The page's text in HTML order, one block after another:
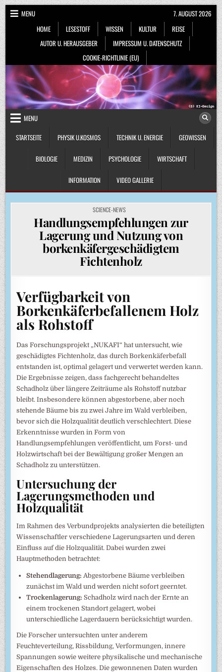
Skip
to
content
MENU
HOME
LESESTOFF WISSEN KULTUR
REISE
AUTOR U. HERAUSGEBER
IMPRESSUM U. DATENSCHUTZ
COOKIE-RICHTLINIE (EU)
7. AUGUST 2026
MENU
STARTSEITE
PHYSIK U.KOSMOS TECHNIK U. ENERGIE GEOWISSEN
BIOLOGIE MEDIZIN PSYCHOLOGIE WIRTSCHAFT
INFORMATION VIDEO GALLERIE
POSTED
IN
SCIENCE-NEWS
Handlungsempfehlungen zur
Lagerung und Nutzung von
borkenkäfergeschädigtem
Fichtenholz
Verfügbarkeit von
Borkenkäferbefallenem Holz
als Rohstoff
Das Forschungsprojekt „NUKAFI“ hat untersucht, wie
geschädigtes Fichtenholz, das durch Borkenkäferbefall
entstanden ist, optimal gelagert und verwertet werden kann.
Die Ergebnisse zeigen, dass fachgerecht behandeltes
Schadholz über längere Zeiträume als Rohstoff nutzbar
bleibt. Insbesondere können abgestorbene, aber noch
stehende Bäume bis zu zwei Jahre im Wald verbleiben,
bevor sich die Holzqualität deutlich verschlechtert. Diese
Erkenntnisse wurden in Form von
Handlungsempfehlungen veröffentlicht, um Forst- und
Holzwirtschaft bei der Bewältigung großer Mengen an
Schadholz zu unterstützen.
Untersuchung der
Lagerungsmethoden und
Holzqualität
Im Rahmen des Verbundprojekts analysierten die beteiligten
Wissenschaftler verschiedene Lagerungsarten und deren
Einfluss auf die Holzqualität. Dabei wurden zwei
Hauptmethoden betrachtet:
Stehendlagerung: Abgestorbene Bäume verbleiben
zunächst im Wald und werden nicht sofort geerntet.
Trockenlagerung: Schadholz wird nach der Ernte an
einem trockenen Standort gelagert, wobei
unterschiedliche Lagerdauern berücksichtigt wurden.
Die Forscher untersuchten unter anderem
Feuchteverteilung, Rissbildung, Verformungen, innere
Spannungen sowie weitere physikalische und mechanische
Eigenschaften des Holzes. Die gewonnenen Daten wurden